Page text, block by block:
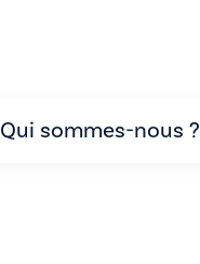
Qui sommes-nous ?